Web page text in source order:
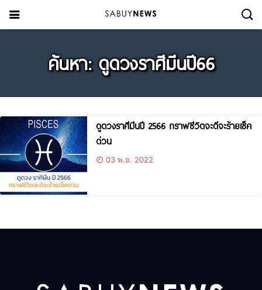
ค้นหา: ดูดวงราศีมีนปี66
ดูดวงราศีมีนปี 2566 กราฟชีวิตจะดีจะร้ายเช็ค
ด่วน
03 พ.ย. 2022